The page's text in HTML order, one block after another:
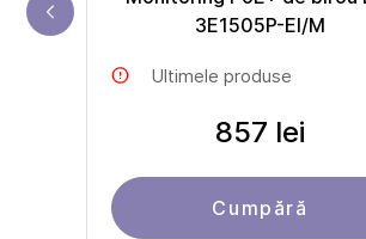
3E1505P-EI/M
Ultimele produse
857 lei
Cumpără